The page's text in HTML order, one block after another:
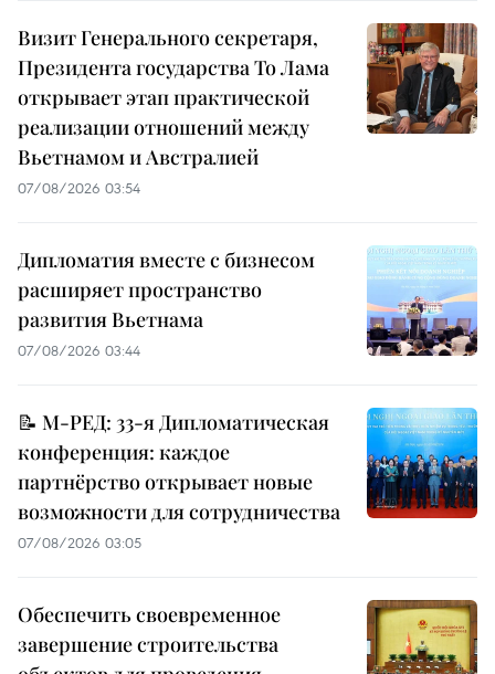
Визит Генерального секретаря,
Президента государства То Лама
открывает этап практической
реализации отношений между
Вьетнамом и Австралией
07/08/2026 03:54
Дипломатия вместе с бизнесом
расширяет пространство
развития Вьетнама
07/08/2026 03:44
📝 М-РЕД: 33-я Дипломатическая
конференция: каждое
партнёрство открывает новые
возможности для сотрудничества
07/08/2026 03:05
Обеспечить своевременное
завершение строительства